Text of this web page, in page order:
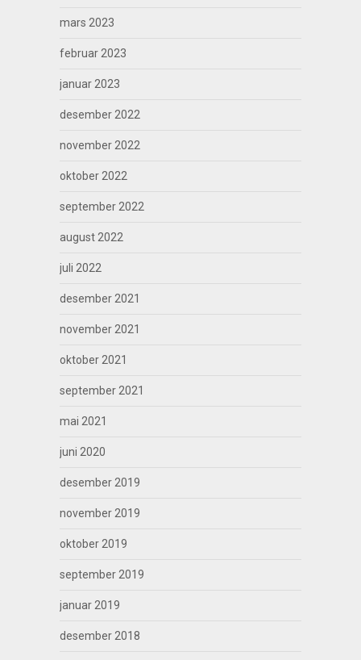
mars 2023
februar 2023
januar 2023
desember 2022
november 2022
oktober 2022
september 2022
august 2022
juli 2022
desember 2021
november 2021
oktober 2021
september 2021
mai 2021
juni 2020
desember 2019
november 2019
oktober 2019
september 2019
januar 2019
desember 2018